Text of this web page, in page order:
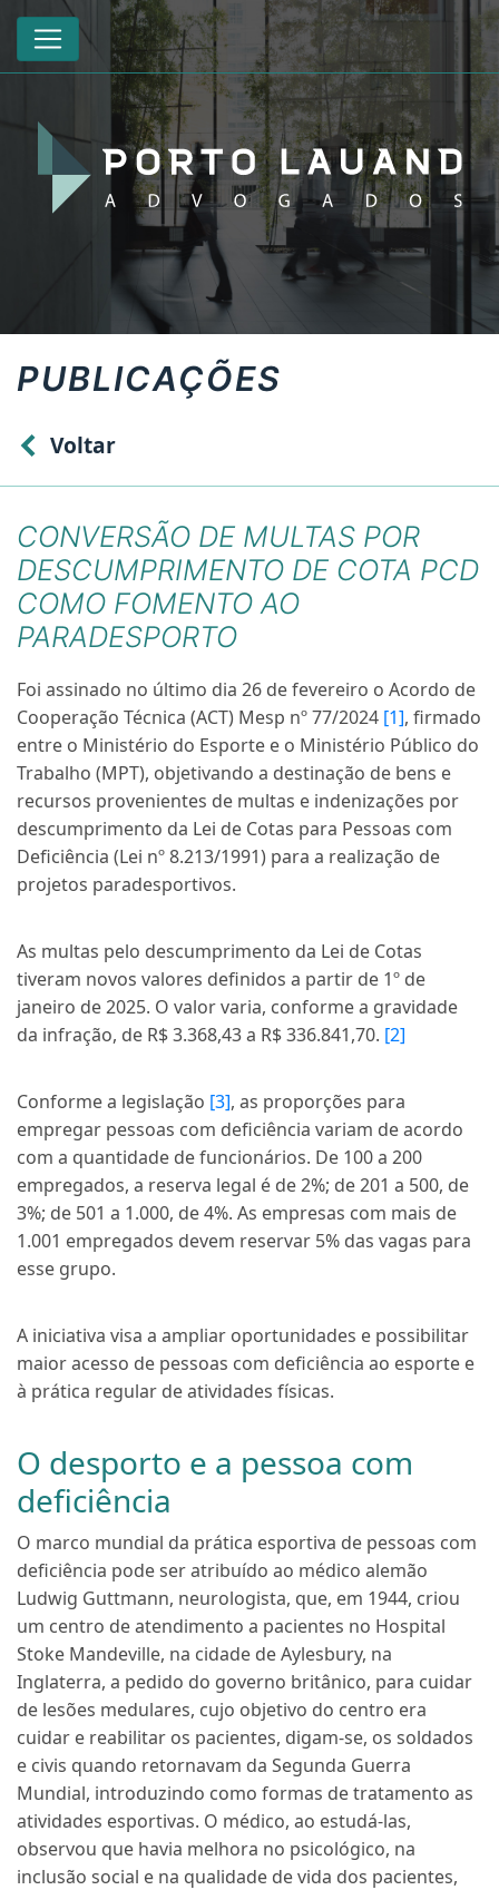
PUBLICAÇÕES
Voltar
CONVERSÃO DE MULTAS POR
DESCUMPRIMENTO DE COTA PCD
COMO FOMENTO AO
PARADESPORTO
Foi assinado no último dia 26 de fevereiro o Acordo de
Cooperação Técnica (ACT) Mesp nº 77/2024 [1], firmado
entre o Ministério do Esporte e o Ministério Público do
Trabalho (MPT), objetivando a destinação de bens e
recursos provenientes de multas e indenizações por
descumprimento da Lei de Cotas para Pessoas com
Deficiência (Lei nº 8.213/1991) para a realização de
projetos paradesportivos.
As multas pelo descumprimento da Lei de Cotas
tiveram novos valores definidos a partir de 1º de
janeiro de 2025. O valor varia, conforme a gravidade
da infração, de R$ 3.368,43 a R$ 336.841,70. [2]
Conforme a legislação [3], as proporções para
empregar pessoas com deficiência variam de acordo
com a quantidade de funcionários. De 100 a 200
empregados, a reserva legal é de 2%; de 201 a 500, de
3%; de 501 a 1.000, de 4%. As empresas com mais de
1.001 empregados devem reservar 5% das vagas para
esse grupo.
A iniciativa visa a ampliar oportunidades e possibilitar
maior acesso de pessoas com deficiência ao esporte e
à prática regular de atividades físicas.
O desporto e a pessoa com
deficiência
O marco mundial da prática esportiva de pessoas com
deficiência pode ser atribuído ao médico alemão
Ludwig Guttmann, neurologista, que, em 1944, criou
um centro de atendimento a pacientes no Hospital
Stoke Mandeville, na cidade de Aylesbury, na
Inglaterra, a pedido do governo britânico, para cuidar
de lesões medulares, cujo objetivo do centro era
cuidar e reabilitar os pacientes, digam-se, os soldados
e civis quando retornavam da Segunda Guerra
Mundial, introduzindo como formas de tratamento as
atividades esportivas. O médico, ao estudá-las,
observou que havia melhora no psicológico, na
inclusão social e na qualidade de vida dos pacientes,